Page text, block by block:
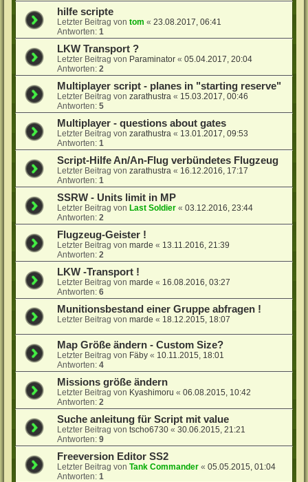
hilfe scripte
Letzter Beitrag vontom «23.08.2017, 06:41
Antworten:1
LKW Transport ?
Letzter Beitrag von Paraminator «05.04.2017, 20:04
Antworten:2
Multiplayer script - planes in "starting reserve"
Letzter Beitrag vonzarathustra « 15.03.2017, 00:46
Antworten:5
Multiplayer - questions about gates
Letzter Beitrag vonzarathustra « 13.01.2017, 09:53
Antworten:1
Script-Hilfe An/An-Flug verbündetes Flugzeug
Letzter Beitrag vonzarathustra « 16.12.2016, 17:17
Antworten:1
SSRW - Units limit in MP
Letzter Beitrag vonLast Soldier «03.12.2016, 23:44
Antworten:2
Flugzeug-Geister !
Letzter Beitrag vonmarde « 13.11.2016, 21:39
Antworten:2
LKW -Transport !
Letzter Beitrag vonmarde « 16.08.2016, 03:27
Antworten:6
Munitionsbestand einer Gruppe abfragen !
Letzter Beitrag vonmarde « 18.12.2015, 18:07
Map Größe ändern - Custom Size?
Letzter Beitrag von Fäby « 10.11.2015, 18:01
Antworten:4
Missions größe ändern
Letzter Beitrag von Kyashimoru «06.08.2015, 10:42
Antworten:2
Suche anleitung für Script mit value
Letzter Beitrag vontscho6730 «30.06.2015, 21:21
Antworten:9
Freeversion Editor SS2
Letzter Beitrag vonTank Commander «05.05.2015, 01:04
Antworten:1